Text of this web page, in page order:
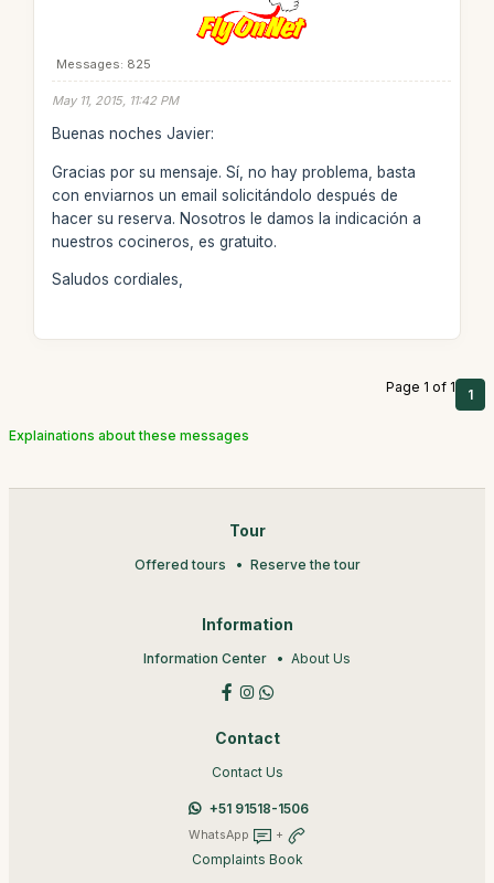
Messages: 825
May 11, 2015, 11:42 PM
Buenas noches Javier:
Gracias por su mensaje. Sí, no hay problema, basta
con enviarnos un email solicitándolo después de
hacer su reserva. Nosotros le damos la indicación a
nuestros cocineros, es gratuito.
Saludos cordiales,
Page 1 of 1 1
Explainations about these messages
Tour
Offered tours Reserve the tour
Information
Information Center About Us
Contact
Contact Us
+51 91518-1506
WhatsApp +
Complaints Book